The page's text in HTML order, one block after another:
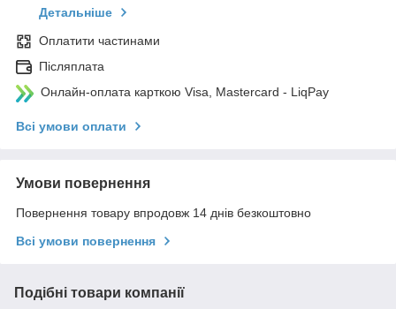
Детальніше
Оплатити частинами
Післяплата
Онлайн-оплата карткою Visa, Mastercard - LiqPay
Всі умови оплати
Умови повернення
Повернення товару впродовж 14 днів безкоштовно
Всі умови повернення
Подібні товари компанії